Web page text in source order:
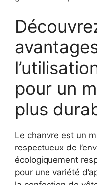
pour un
plus
Le chanvre est un
respectueux de
écologiquement
pour une variété